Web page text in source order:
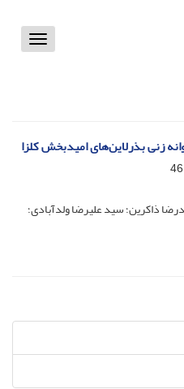
Toggle
زنی بذرلاین‌های امیدبخش کلزا
ذاکرین؛ سید علیرضا ولدآبادی؛